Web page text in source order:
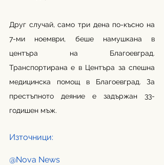
Друг случай, само три дена по-късно на
7-ми ноември, беше намушкана в
центъра на Благоевград.
Транспортирана е в Центъра за спешна
медицинска помощ в Благоевград. За
престъпното деяние е задържан 33-
годишен мъж.
Източници:
@Nova News